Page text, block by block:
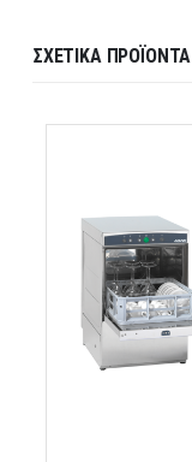
ΣΧΕΤΙΚΆ ΠΡΟΪΌΝΤΑ